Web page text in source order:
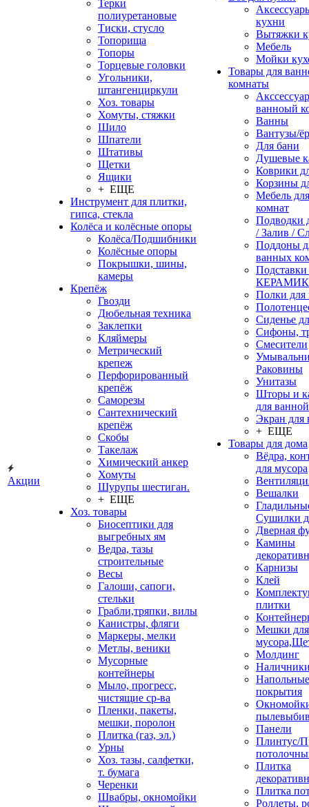
Акции
Терки
полиуретановые
Тиски, стусло
Топорища
Топоры
Торцевые головки
Угольники,
штангенциркули
Хоз. товары
Хомуты, стяжки
Шило
Шпатели
Штативы
Щетки
Ящики
+ ЕЩЕ
Инструмент для плитки,
гипса, стекла
Колёса и колёсные опоры
Колёса/Подшибники
Колёсные опоры
Покрышки, шины,
камеры
Крепёж
Гвозди
Дюбельная техника
Заклепки
Кляймеры
Метрический
крепеж
Перфорированный
крепёж
Саморезы
Сантехнический
крепёж
Скобы
Такелаж
Химический анкер
Хомуты
Шурупы шестиган.
+ ЕЩЕ
Хоз. товары
Биосептики для
выгребных ям
Ведра, тазы
строительные
Весы
Галоши, сапоги,
стельки
Грабли,тряпки, вилы
Канистры, фляги
Маркеры, мелки
Метлы, веники
Мусорные
контейнеры
Мыло, прогресс,
чистящие ср-ва
Пленки, пакеты,
мешки, поролон
Плитка (газ, эл.)
Урны
Хоз. тазы, салфетки,
т. бумага
Черенки
Швабры, окномойки
кухни
Вытяжки
Мебель
Мойки
Товары для
комнаты
ванноый
Ванны
Вантузы/
Для бани
Душевые
Коврики
Корзины
Мебель
комнат
Подводки
/ Залив /
Поддоны
ванных
Полки для
Сиденье
Сифоны,
Смесители
Раковины
Унитазы
Шторы и
для ванной
Экран для
+ ЕЩЕ
Товары для дома
Вёдра,
для мусора
Вешалки
Сушилки
Дверная
Камины
Карнизы
Клей
плитки
Мешки для
Молдинг
Напольные
покрытия
Панели
Плинтус/
Плитка
Плитка
Роллеты,